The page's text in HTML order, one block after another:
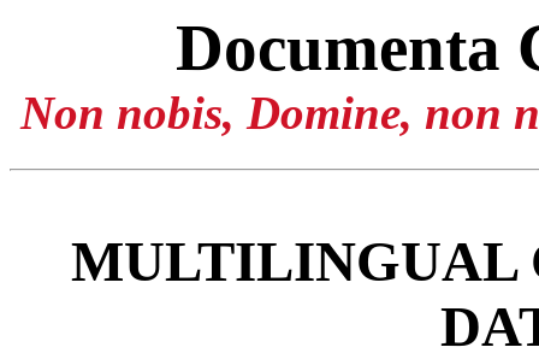
Documenta
Non nobis, Domine, non
MULTILINGUAL